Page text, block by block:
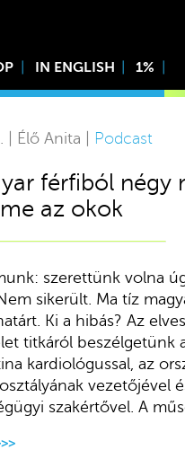
IN ENGLISH 1%
| Élő Anita | Podcast
férfiból négy
az okok
szerettünk volna
sikerült. Ma tíz
Ki a hibás? Az
titkáról beszélgetünk
kardiológussal, az
vezetőjével
szakértővel. A